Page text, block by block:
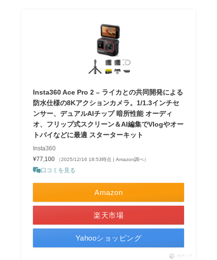
Insta360 Ace Pro 2 – ライカとの共同開発による
防水仕様の8Kアクションカメラ。1/1.3インチセ
ンサー、デュアルAIチップ 暗所性能 オーディ
オ、フリップ式スクリーン＆AI編集でVlogやオー
トバイなどに最適 スターターキット
Insta360
¥77,100
（2025/12/16 18:53時点 | Amazon調べ）
口コミを見る
Amazon
楽天市場
Yahooショッピング
ポチップ